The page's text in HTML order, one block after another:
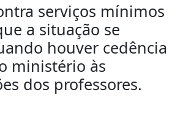
serviços mínimos
a situação se
houver cedência
ministério às
dos professores.